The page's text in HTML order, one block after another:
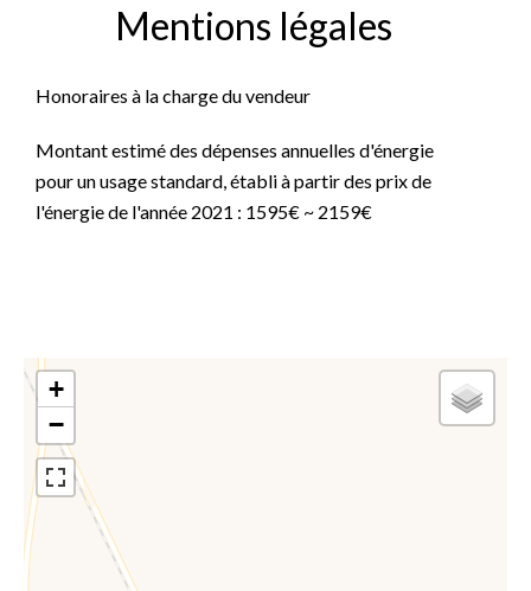
Mentions légales
Honoraires à la charge du vendeur
Montant estimé des dépenses annuelles d'énergie
pour un usage standard, établi à partir des prix de
l'énergie de l'année 2021 : 1595€ ~ 2159€
+
−